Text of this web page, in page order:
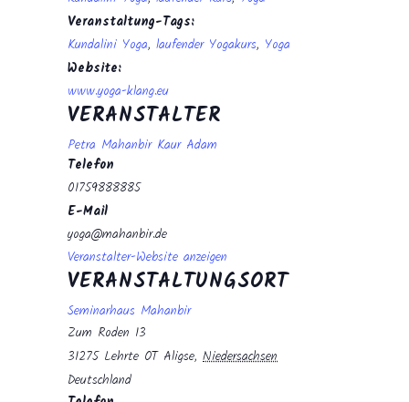
Veranstaltung-Tags:
Kundalini Yoga, laufender Yogakurs, Yoga
Website:
www.yoga-klang.eu
VERANSTALTUNGSORT
Seminarhaus Mahanbir
Zum Roden 13
31275 Lehrte OT Aligse, Niedersachsen
Deutschland
VERANSTALTER
Petra Mahanbir Kaur Adam
Telefon
01759888885
E-Mail
yoga@mahanbir.de
Veranstalter-Website anzeigen